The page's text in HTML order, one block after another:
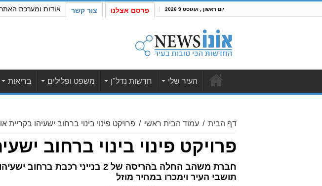
יום ראשון , אוגוסט 9 2026 פרסם אצלנו צור קשר אודות ומערכת האתר
העיר שלי חדשות נדל"ן משפט ופלילים בריאות
דף הבית / עמוד הבית ראשי / פרויקט פינוי בינוי ברחוב ישעיהו בקריית
פרויקט פינוי בינוי ברחוב
תושבי העיר וימכרו במחיר מוזל